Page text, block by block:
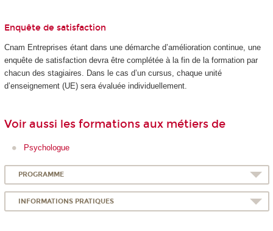
Enquête de satisfaction
Cnam Entreprises étant dans une démarche d’amélioration continue, une
enquête de satisfaction devra être complétée à la fin de la formation par
chacun des stagiaires. Dans le cas d’un cursus, chaque unité
d’enseignement (UE) sera évaluée individuellement.
Voir aussi les formations aux métiers de
Psychologue
PROGRAMME
INFORMATIONS PRATIQUES